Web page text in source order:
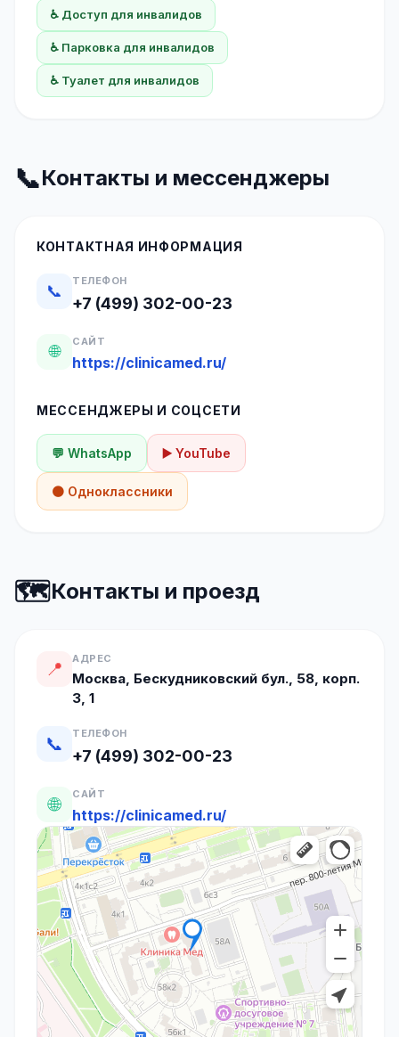
♿ Доступ для инвалидов
♿ Парковка для инвалидов
♿ Туалет для инвалидов
📞Контакты и мессенджеры
КОНТАКТНАЯ ИНФОРМАЦИЯ
📞
ТЕЛЕФОН
+7 (499) 302-00-23
🌐
САЙТ
https://clinicamed.ru/
МЕССЕНДЖЕРЫ И СОЦСЕТИ
💬 WhatsApp ▶️ YouTube
🟠 Одноклассники
🗺️Контакты и проезд
📍 АДРЕС
Москва, Бескудниковский бул., 58, корп.
3, 1
📞 ТЕЛЕФОН
+7 (499) 302-00-23
🌐 САЙТ
https://clinicamed.ru/